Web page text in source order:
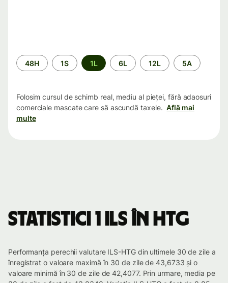
Perioada
48H 1S 1L 6L 12L 5A
Folosim cursul de schimb real, mediu al pieței, fără adaosuri
comerciale mascate care să ascundă taxele. Află mai
multe
Statistici 1 ILS în HTG
Performanța perechii valutare ILS-HTG din ultimele 30 de zile a
înregistrat o valoare maximă în 30 de zile de 43,6733 și o
valoare minimă în 30 de zile de 42,4077. Prin urmare, media pe